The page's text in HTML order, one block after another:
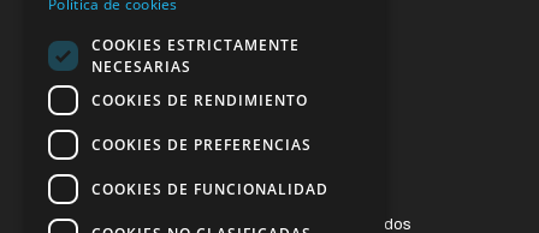
Enlaces de interés
© 2023 ESSSCAN. Todos los derechos reservados
Política de cookies
COOKIES ESTRICTAMENTE
NECESARIAS
COOKIES DE RENDIMIENTO
COOKIES DE PREFERENCIAS
COOKIES DE FUNCIONALIDAD